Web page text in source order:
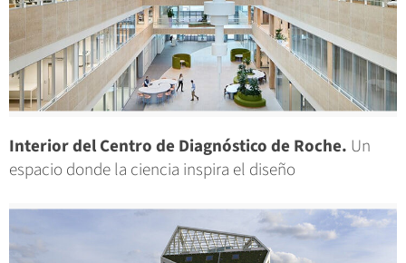
Interior del Centro de Diagnóstico de Roche. Un
espacio donde la ciencia inspira el diseño